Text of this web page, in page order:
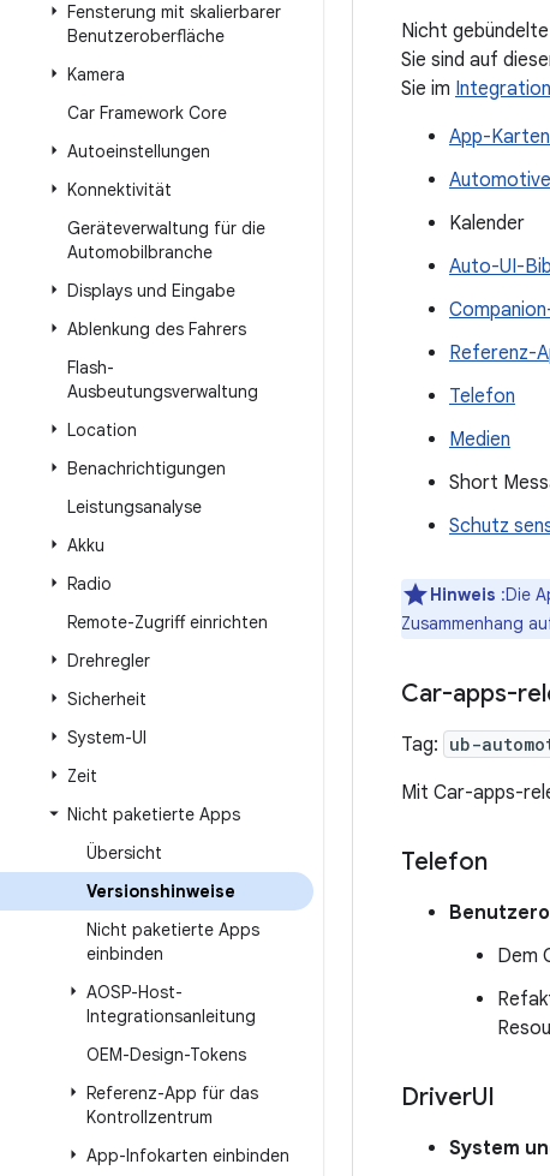
Fensterung mit skalierbarer
Benutzeroberfläche
Kamera
Car Framework Core
Autoeinstellungen
Konnektivität
Geräteverwaltung für die
Automobilbranche
Displays und Eingabe
Ablenkung des Fahrers
Flash-
Ausbeutungsverwaltung
Location
Benachrichtigungen
Leistungsanalyse
Akku
Radio
Remote-Zugriff einrichten
Drehregler
Sicherheit
System-UI
Zeit
Nicht paketierte Apps
Übersicht
Versionshinweise
Nicht paketierte Apps
einbinden
AOSP-Host-
Integrationsanleitung
OEM-Design-Tokens
Referenz-App für das
Kontrollzentrum
App-Infokarten einbinden
Nicht
Sie sind auf
Sie im
App-
Kalender
Auto-UI-
Referenz-
Telefon
Medien
Short
Schutz
Hinweis :Die
Zusammenhang
Car-apps-
Tag: ub-
Mit Car-apps-
Telefon
Dem
DriverUI
System